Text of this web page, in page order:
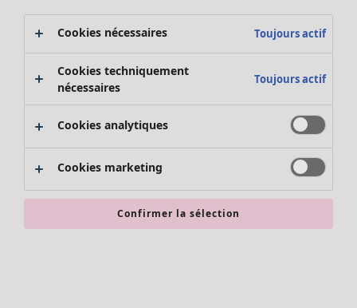
Promos SOLDES
Les promos de Gudrun Sjödén
Nouvel arrivage
Bonnes affaires en soldes - jusqu'à -70
Cookies nécessaires Toujours actif
Cookies techniquement
nécessaires
Toujours actif
Cookies analytiques
Cookies marketing
Confirmer la sélection